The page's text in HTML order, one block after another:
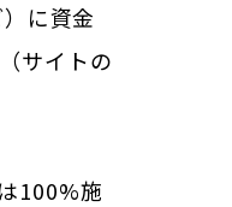
に資金
サイトの
100%施